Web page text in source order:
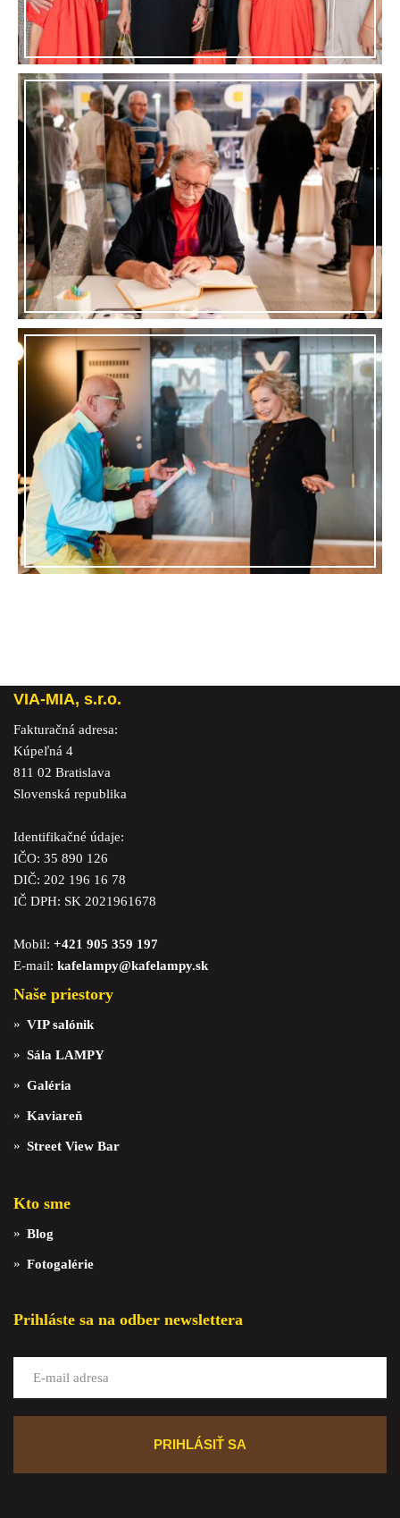
VIA-MIA, s.r.o.
Fakturačná adresa:
Kúpeľná 4
811 02 Bratislava
Slovenská republika
Identifikačné údaje:
IČO: 35 890 126
DIČ: 202 196 16 78
IČ DPH: SK 2021961678
Mobil: +421 905 359 197
E-mail: kafelampy@kafelampy.sk
Naše priestory
VIP salónik
Sála LAMPY
Galéria
Kaviareň
Street View Bar
Kto sme
Blog
Fotogalérie
Prihláste sa na odber newslettera